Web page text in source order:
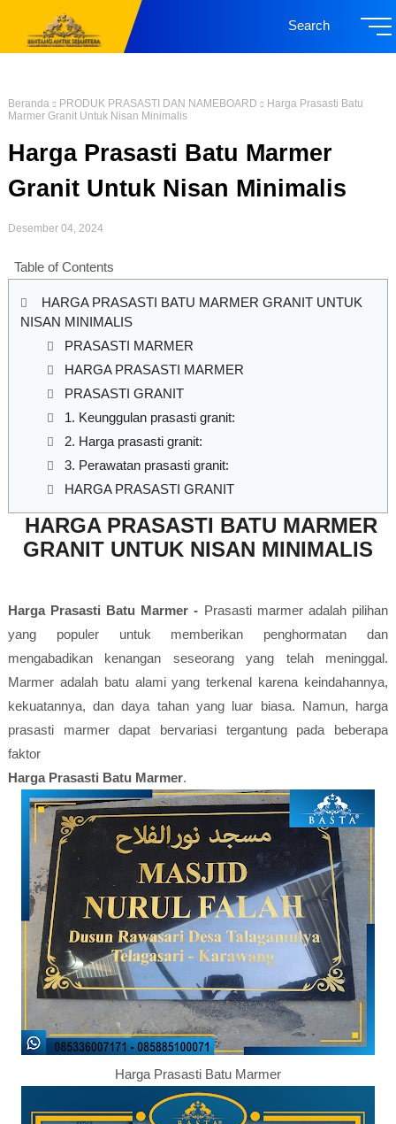
Search
Beranda PRODUK PRASASTI DAN NAMEBOARD
Harga Prasasti Batu
Marmer Granit Untuk Nisan Minimalis
Harga Prasasti Batu Marmer
Granit Untuk Nisan Minimalis
Desember 04, 2024
Table of Contents
HARGA PRASASTI BATU MARMER GRANIT UNTUK
NISAN MINIMALIS
PRASASTI MARMER
HARGA PRASASTI MARMER
PRASASTI GRANIT
1. Keunggulan prasasti granit:
2. Harga prasasti granit:
3. Perawatan prasasti granit:
HARGA PRASASTI GRANIT
HARGA PRASASTI BATU MARMER
GRANIT UNTUK NISAN MINIMALIS
Harga Prasasti Batu Marmer - Prasasti marmer adalah pilihan
yang populer untuk memberikan penghormatan dan
mengabadikan kenangan seseorang yang telah meninggal.
Marmer adalah batu alami yang terkenal karena keindahannya,
kekuatannya, dan daya tahan yang luar biasa. Namun, harga
prasasti marmer dapat bervariasi tergantung pada beberapa
faktor
Harga Prasasti Batu Marmer.
Harga Prasasti Batu Marmer